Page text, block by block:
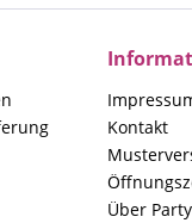
Kontakt
Über